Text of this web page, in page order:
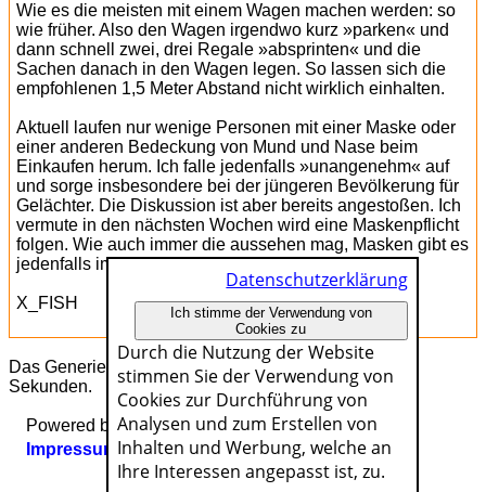
Wie es die meisten mit einem Wagen machen werden: so
wie früher. Also den Wagen irgendwo kurz »parken« und
dann schnell zwei, drei Regale »absprinten« und die
Sachen danach in den Wagen legen. So lassen sich die
empfohlenen 1,5 Meter Abstand nicht wirklich einhalten.
Aktuell laufen nur wenige Personen mit einer Maske oder
einer anderen Bedeckung von Mund und Nase beim
Einkaufen herum. Ich falle jedenfalls »unangenehm« auf
und sorge insbesondere bei der jüngeren Bevölkerung für
Gelächter. Die Diskussion ist aber bereits angestoßen. Ich
vermute in den nächsten Wochen wird eine Maskenpflicht
folgen. Wie auch immer die aussehen mag, Masken gibt es
jedenfalls im Baumarkt keine mehr zu kaufen.
X_FISH
Das Generieren dieser Seite dauerte genau 0.00753
Sekunden.
Powered byw3.css
Impressum |Datenschutzerklärung
Datenschutzerklärung
Ich stimme der Verwendung von
Cookies zu
Durch die Nutzung der Website
stimmen Sie der Verwendung von
Cookies zur Durch­führung von
Analysen und zum Erstellen von
Inhalten und Werbung, welche an
Ihre Interessen angepasst ist, zu.